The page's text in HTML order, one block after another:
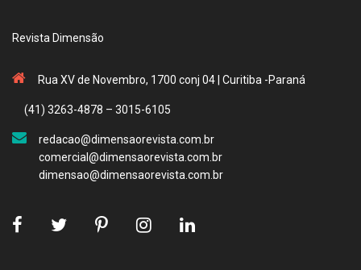
Revista Dimensão
Rua XV de Novembro, 1700 conj 04 | Curitiba -Paraná
(41) 3263-4878 – 3015-6105
redacao@dimensaorevista.com.br
comercial@dimensaorevista.com.br
dimensao@dimensaorevista.com.br